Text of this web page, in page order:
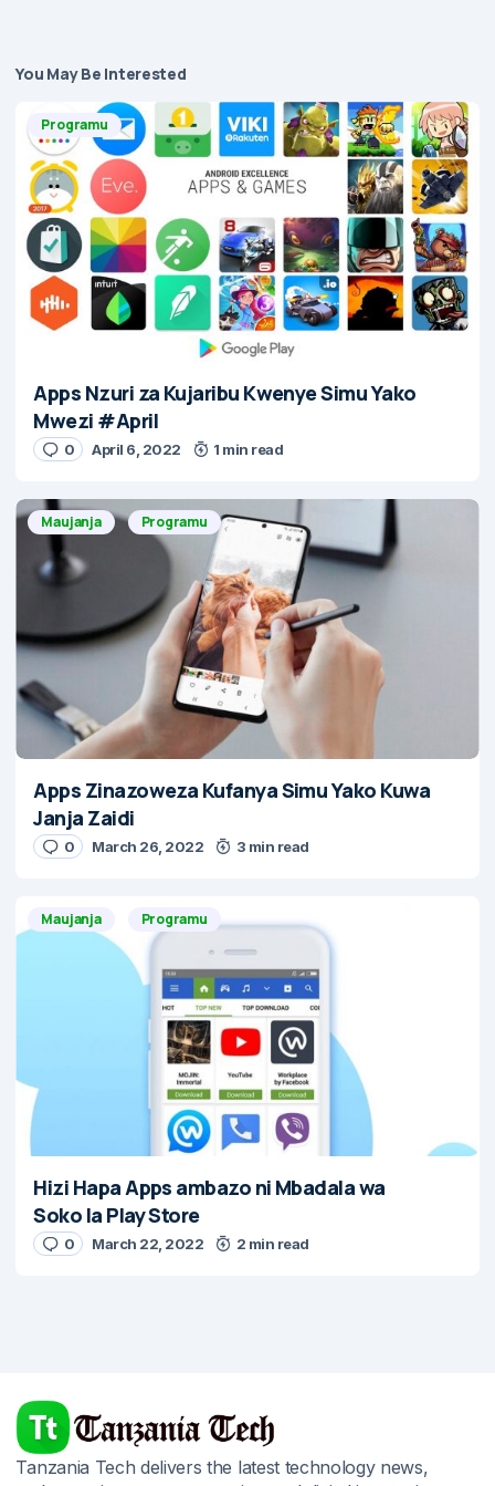
You May Be Interested
Programu
Apps Nzuri za Kujaribu Kwenye Simu Yako
Mwezi #April
0 April 6, 2022 1 min read
Maujanja Programu
Apps Zinazoweza Kufanya Simu Yako Kuwa
Janja Zaidi
0 March 26, 2022 3 min read
Maujanja Programu
Hizi Hapa Apps ambazo ni Mbadala wa
Soko la Play Store
0 March 22, 2022 2 min read
Tanzania Tech delivers the latest technology news,